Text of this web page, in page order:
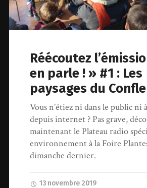
Réécoutez
en parle ! » #1 : Les
paysages du
Vous n’étiez ni dans le public ni
depuis internet ? Pas grave,
maintenant le Plateau radio
environnement à la Foire
dimanche dernier.
13 novembre 2019